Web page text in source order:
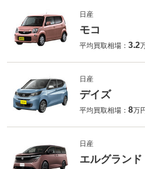
日産
モコ
平均買取相場： 3.2
日産
デイズ
平均買取相場： 8万
日産
エルグランド